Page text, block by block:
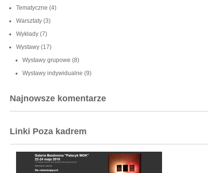
Tematyczne (4)
Warsztaty (3)
Wykłady (7)
Wystawy (17)
Wystawy grupowe (8)
Wystawy indywidualne (9)
Najnowsze komentarze
Linki Poza kadrem